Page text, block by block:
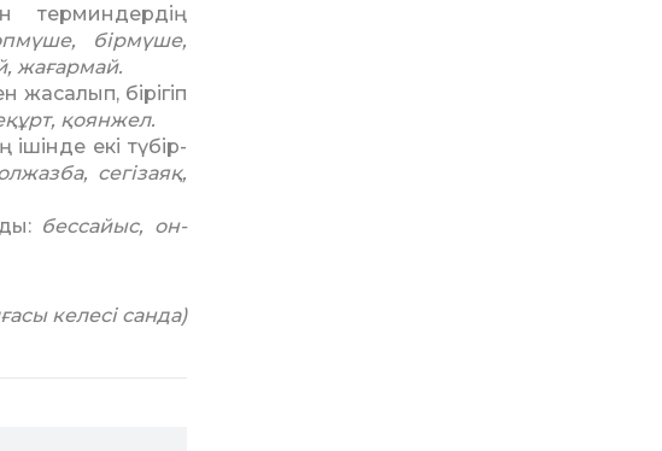
терминдердің
бірмүше,
жағар­май.
жасалып, бірігіп
қоян­жел.
ішінде екі түбір­
сегізаяқ,
бессайыс, он­
келесі санда)